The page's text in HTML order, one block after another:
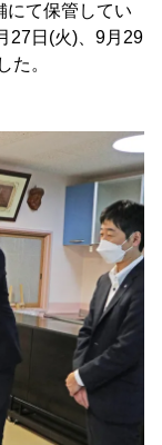
にて保管してい
27日(火)、9月29
た。